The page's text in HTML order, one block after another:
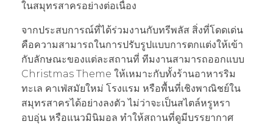
ในสมุทรสาครอย่างต่อเนื่อง
จากประสบการณ์ที่ได้ร่วมงานกับทรีพลัส สิ่งที่โดดเด่น
คือความสามารถในการปรับรูปแบบการตกแต่งให้เข้า
กับลักษณะของแต่ละสถานที่ ทีมงานสามารถออกแบบ
Christmas Theme ให้เหมาะกับทั้งร้านอาหารริม
ทะเล คาเฟ่สมัยใหม่ โรงแรม หรือพื้นที่เชิงพาณิชย์ใน
สมุทรสาครได้อย่างลงตัว ไม่ว่าจะเป็นสไตล์หรูหรา
อบอุ่น หรือแนวมินิมอล ทำให้สถานที่ดูมีบรรยากาศ